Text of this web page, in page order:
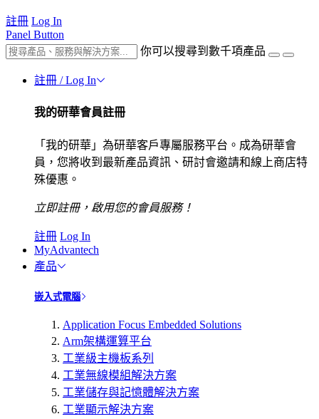
註冊 Log In
Panel Button
你可以搜尋到數千項產品
註冊 / Log In
我的研華會員註冊
「我的研華」為研華客戶專屬服務平台。成為研華會
員，您將收到最新產品資訊、研討會邀請和線上商店特
殊優惠。
立即註冊，啟用您的會員服務！
註冊 Log In
MyAdvantech
產品
嵌入式電腦
Application Focus Embedded Solutions
Arm架構運算平台
工業級主機板系列
工業無線模組解決方案
工業儲存與記憶體解決方案
工業顯示解決方案